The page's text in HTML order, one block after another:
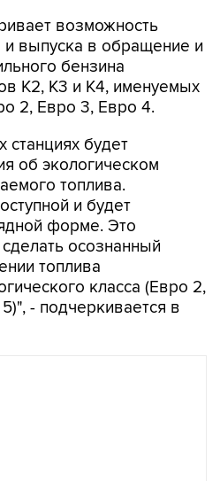
возможность
и выпуска в обращение и
бензина
К2, К3 и К4, именуемых
2, Евро 3, Евро 4.
станциях будет
об экологическом
топлива.
и будет
форме. Это
осознанный
топлива
класса (Евро 2,
- подчеркивается в